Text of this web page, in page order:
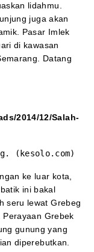
lidahmu.
juga akan
Pasar Imlek
di kawasan
Datang
(kesolo.com)
ke luar kota,
ini bakal
seru lewat Grebeg
Perayaan Grebek
gunung yang
diperebutkan.